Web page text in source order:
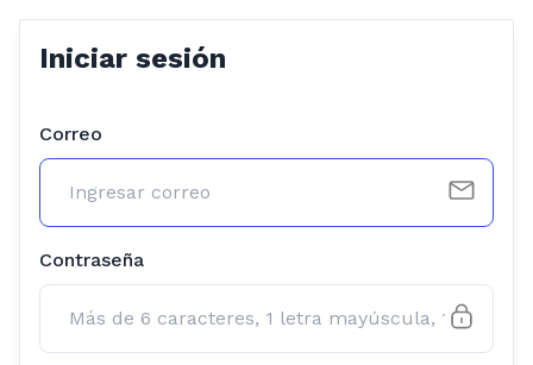
Iniciar sesión
Correo
Contraseña